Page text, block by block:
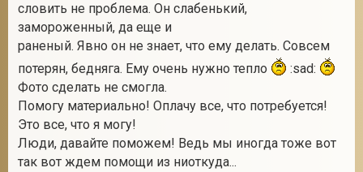
словить не проблема. Он слабенький,
замороженный, да еще и
раненый. Явно он не знает, что ему делать. Совсем
потерян, бедняга. Ему очень нужно тепло
:sad:
Фото сделать не смогла.
Помогу материально! Оплачу все, что потребуется!
Это все, что я могу!
Люди, давайте поможем! Ведь мы иногда тоже вот
так вот ждем помощи из ниоткуда...